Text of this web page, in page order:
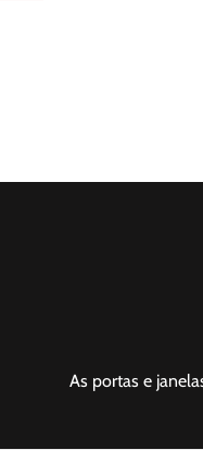
As portas e